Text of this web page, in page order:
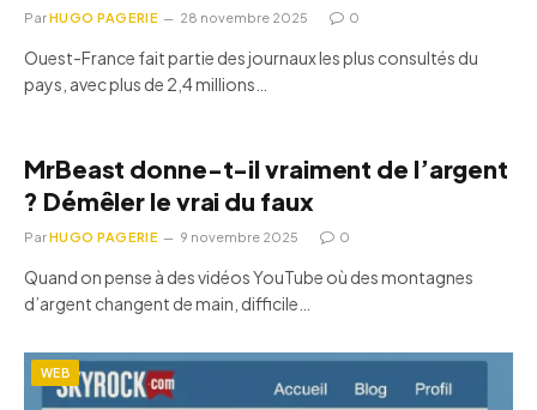
ParHUGO PAGERIE 28 novembre 2025 0
Ouest-France fait partie des journaux les plus consultés du
pays, avec plus de 2,4 millions…
MrBeast donne-t-il vraiment de l’argent
? Démêler le vrai du faux
ParHUGO PAGERIE 9 novembre 2025 0
Quand on pense à des vidéos YouTube où des montagnes
d’argent changent de main, difficile…
WEB